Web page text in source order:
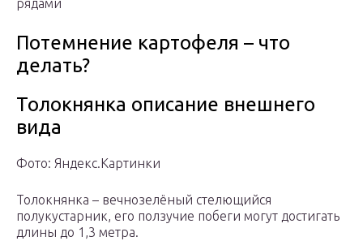
рядами
Потемнение картофеля – что
делать?
Толокнянка описание внешнего
вида
Фото: Яндекс.Картинки
Толокнянка – вечнозелёный стелющийся
полукустарник, его ползучие побеги могут достигать
длины до 1,3 метра.